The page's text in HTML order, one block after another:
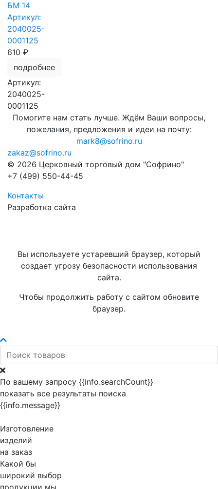
БМ 14
Артикул:
2040025-
0001125
610 ₽
подробнее
Артикул:
2040025-
0001125
Помогите нам стать лучше. Ждём Ваши вопросы,
пожелания, предложения и идеи на почту:
mark8@sofrino.ru
zakaz@sofrino.ru
© 2026 Церковный торговый дом "Софрино"
+7 (499) 550-44-45
Контакты
Разработка сайта
Вы используете устаревший браузер, который
создает угрозу безопасности использования
сайта.
Чтобы продолжить работу с сайтом обновите
браузер.
По вашему запросу {{info.searchCount}}
показать все результаты поиска
{{info.message}}
Изготовление
изделий
на заказ
Какой бы
широкий выбор